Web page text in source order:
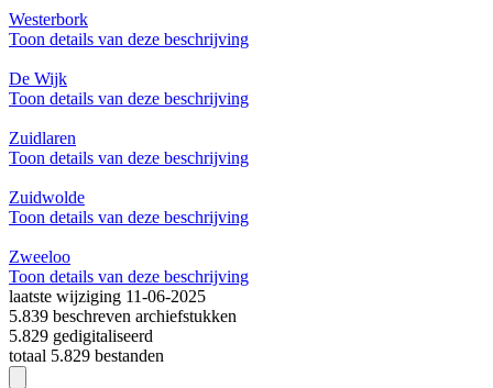
Westerbork
Toon details van deze beschrijving
De Wijk
Toon details van deze beschrijving
Zuidlaren
Toon details van deze beschrijving
Zuidwolde
Toon details van deze beschrijving
Zweeloo
Toon details van deze beschrijving
laatste wijziging 11-06-2025
5.839 beschreven archiefstukken
5.829 gedigitaliseerd
totaal 5.829 bestanden